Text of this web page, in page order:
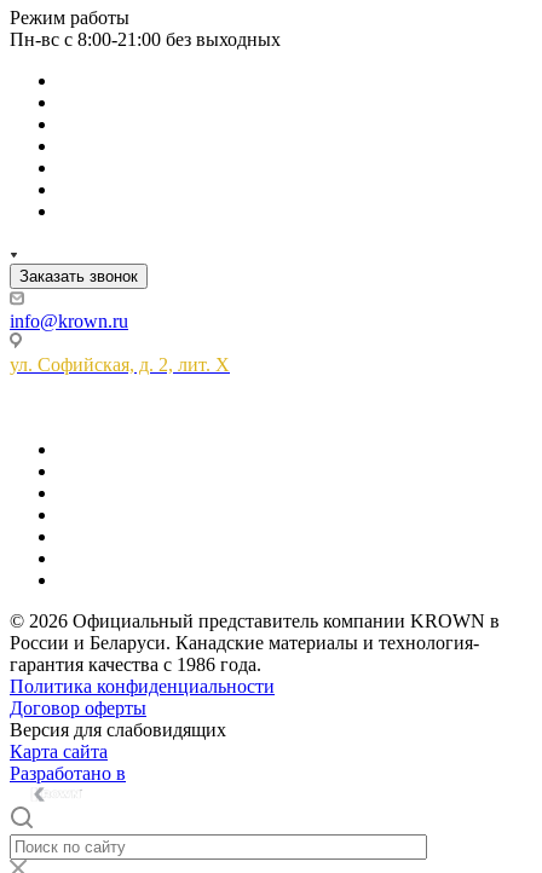
Режим работы
Пн-вс с 8:00-21:00 без выходных
Заказать звонок
info@krown.ru
ул. Софийская, д. 2, лит. Х
© 2026 Официальный представитель компании KROWN в
России и Беларуси. Канадские материалы и технология-
гарантия качества с 1986 года.
Политика конфиденциальности
Договор оферты
Версия для слабовидящих
Карта сайта
Разработано в